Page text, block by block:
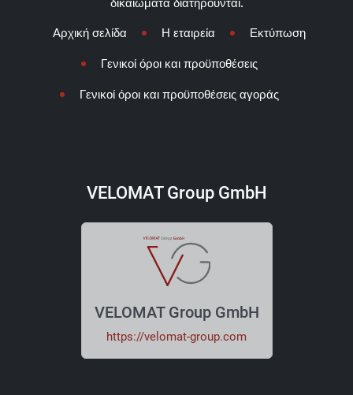
Αρχική σελίδα Η εταιρεία Εκτύπωση
Γενικοί όροι και προϋποθέσεις
Γενικοί όροι και προϋποθέσεις αγοράς
δικαιώματα διατηρούνται.
VELOMAT Group GmbH
VELOMAT Group GmbH
https://velomat-group.com